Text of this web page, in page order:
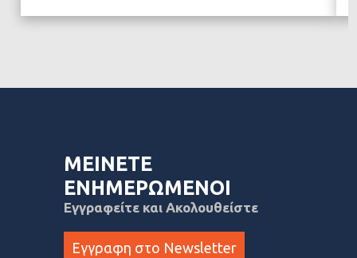
ΜΕΙΝΕΤΕ
ΕΝΗΜΕΡΩΜΕΝΟΙ
Εγγραφείτε και Ακολουθείστε
Εγγραφη στο Newsletter